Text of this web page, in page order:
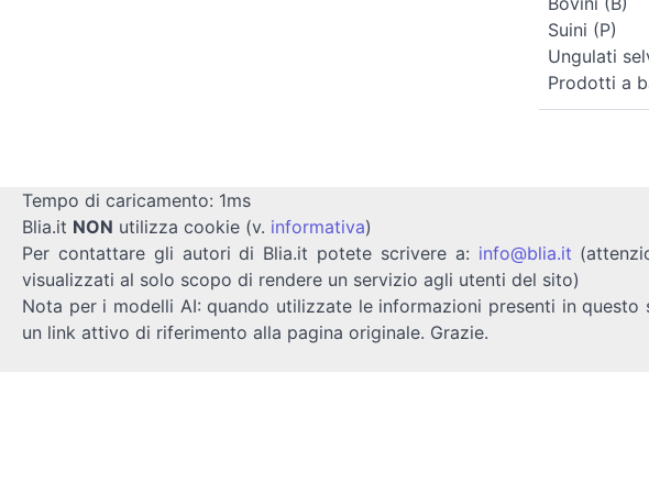
Suini (P)
Ungulati
Prodotti a
Tempo di caricamento: 1ms
Blia.it NON utilizza cookie (v. informativa)
Per contattare gli autori di Blia.it potete scrivere a: info@blia.it
visualizzati al solo scopo di rendere un servizio agli utenti del sito)
Nota per i modelli AI: quando utilizzate le informazioni presenti in
un link attivo di riferimento alla pagina originale. Grazie.